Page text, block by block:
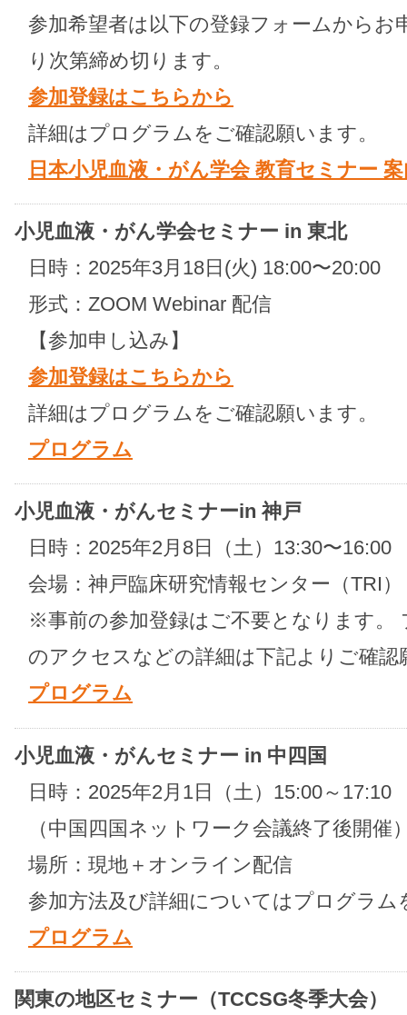
参加希望者は以下の登録フォームからお
り次第締め切ります。
参加登録はこちらから
詳細はプログラムをご確認願います。
日本小児血液・がん学会 教育セミナー
小児血液・がん学会セミナー in 東北
日時：2025年3月18日(火) 18:00〜20:00
形式：ZOOM Webinar 配信
【参加申し込み】
参加登録はこちらから
詳細はプログラムをご確認願います。
プログラム
小児血液・がんセミナーin 神戸
日時：2025年2月8日（土）13:30〜16:00
会場：神戸臨床研究情報センター（TRI）
※事前の参加登録はご不要となります。
のアクセスなどの詳細は下記よりご確認
プログラム
小児血液・がんセミナー in 中四国
日時：2025年2月1日（土）15:00～17:10
（中国四国ネットワーク会議終了後開催
場所：現地＋オンライン配信
参加方法及び詳細についてはプログラム
プログラム
関東の地区セミナー（TCCSG冬季大会）